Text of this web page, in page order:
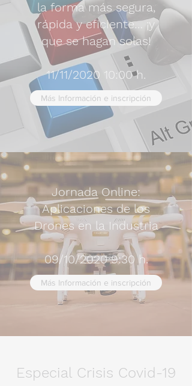
la forma más segura,
rápida y eficiente… ¡y
que se hagan solas!
11/11/2020 10:00 h.
Más Información e inscripción
Jornada Online:
Aplicaciones de los
Drones en la Industria
09/10/2020 9:30 h.
Más Información e inscripción
Especial Crisis Covid-19